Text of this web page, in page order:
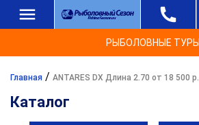
РЫБОЛОВНЫЕ ТУРЫ
Главная / ANTARES DX Длина 2.70 от 18 500 р.
Каталог